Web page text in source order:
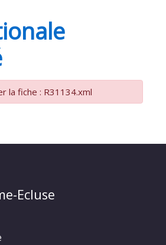
la fiche : R31134.xml
Ecluse